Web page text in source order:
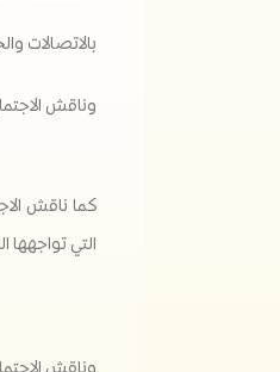
بالاتصالات
وناقش
كما ناقش
التي تواجهها
وناقش